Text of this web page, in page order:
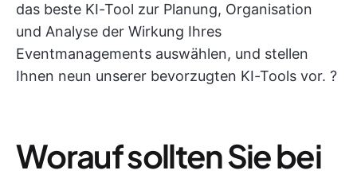
das beste KI-Tool zur Planung, Organisation
und Analyse der Wirkung Ihres
Eventmanagements auswählen, und stellen
Ihnen neun unserer bevorzugten KI-Tools vor. ?️
Worauf sollten Sie bei